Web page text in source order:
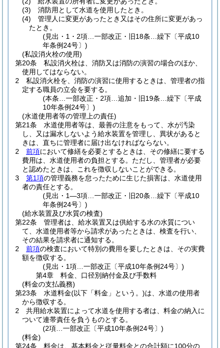
(3)
消防用として水道を使用したとき。
(4)
管理人に変更があったとき又はその住所に変更があっ
たとき。
(見出・1・2項…一部改正・旧18条…繰下〔平成10
年条例24号〕)
(私設消火栓の使用)
第20条
私設消火栓は、消防又は消防の演習の場合のほか、
使用してはならない。
2
私設消火栓を、消防の演習に使用するときは、管理者の指
定する職員の立会を要する。
(本条…一部改正・2項…追加・旧19条…繰下〔平成
10年条例24号〕)
(水道使用者等の管理上の責任)
第21条
水道使用者等は、最善の注意をもって、水が汚染
し、又は漏水しないよう給水装置を管理し、異状があると
きは、直ちに管理者に届け出なければならない。
2
前項において修繕を必要とするときは、その修繕に要する
費用は、水道使用者の負担とする。 ただし、管理者が必要
と認めたときは、これを徴収しないことができる。
3
第1項の管理義務を怠ったために生じた損害は、水道使用
者の責任とする。
(見出・1―3項…一部改正・旧20条…繰下〔平成10
年条例24号〕)
(給水装置及び水質の検査)
第22条
管理者は、給水装置又は供給する水の水質につい
て、水道使用者等から請求があったときは、検査を行い、
その結果を請求者に通知する。
2
前項の検査において特別の費用を要したときは、その実費
額を徴収する。
(見出・1項…一部改正〔平成10年条例24号〕)
第4章
料金、口径別納付金及び手数料
(料金の支払義務)
第23条
水道料金(以下「料金」という。)は、水道の使用者
から徴収する。
2
共用給水装置によって水道を使用する者は、料金の納入に
ついて連帯責任を負うものとする。
(2項…一部改正〔平成10年条例24号〕)
(料金)
第24条
料金は、基本料金と従量料金との合計額に100分の